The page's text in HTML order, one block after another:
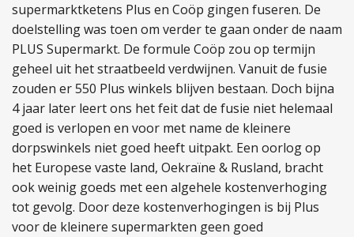
supermarktketens Plus en Coöp gingen fuseren. De
doelstelling was toen om verder te gaan onder de naam
PLUS Supermarkt. De formule Coöp zou op termijn
geheel uit het straatbeeld verdwijnen. Vanuit de fusie
zouden er 550 Plus winkels blijven bestaan. Doch bijna
4 jaar later leert ons het feit dat de fusie niet helemaal
goed is verlopen en voor met name de kleinere
dorpswinkels niet goed heeft uitpakt. Een oorlog op
het Europese vaste land, Oekraïne & Rusland, bracht
ook weinig goeds met een algehele kostenverhoging
tot gevolg. Door deze kostenverhogingen is bij Plus
voor de kleinere supermarkten geen goed